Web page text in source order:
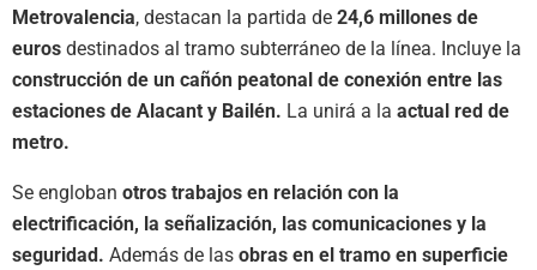
Metrovalencia, destacan la partida de 24,6 millones de
euros destinados al tramo subterráneo de la línea. Incluye la
construcción de un cañón peatonal de conexión entre las
estaciones de Alacant y Bailén. La unirá a la actual red de
metro.
Se engloban otros trabajos en relación con la
electrificación, la señalización, las comunicaciones y la
seguridad. Además de las obras en el tramo en superficie